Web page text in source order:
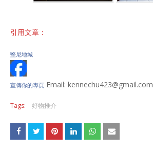
引用文章：
堅尼地城
宣傳你的專頁 Email: kennechu423@gmail.com
Tags: 好物推介